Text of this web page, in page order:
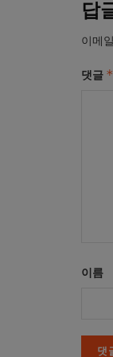
답
이메
댓글 *
이름